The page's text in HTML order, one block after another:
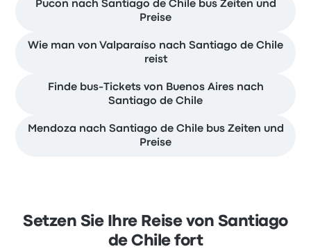
Pucon nach Santiago de Chile bus Zeiten und
Preise
Wie man von Valparaíso nach Santiago de Chile
reist
Finde bus-Tickets von Buenos Aires nach
Santiago de Chile
Mendoza nach Santiago de Chile bus Zeiten und
Preise
Setzen Sie Ihre Reise von Santiago
de Chile fort